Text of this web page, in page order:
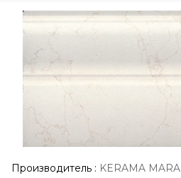
Производитель : KERAMA